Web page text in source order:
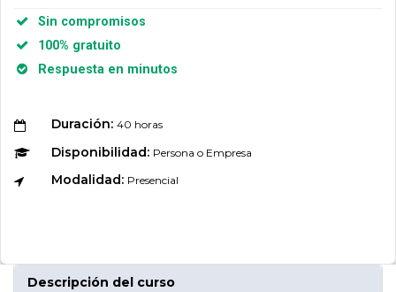
Sin compromisos
100% gratuito
Respuesta en minutos
Duración: 40 horas
Disponibilidad: Persona o Empresa
Modalidad: Presencial
Descripción del curso